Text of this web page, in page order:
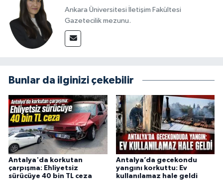
Ankara Üniversitesi İletişim Fakültesi
Gazetecilik mezunu.
Bunlar da ilginizi çekebilir
Antalya'da korkutan
çarpışma: Ehliyetsiz
sürücüye 40 bin TL ceza
Antalya’da gecekondu
yangını korkuttu: Ev
kullanılamaz hale geldi